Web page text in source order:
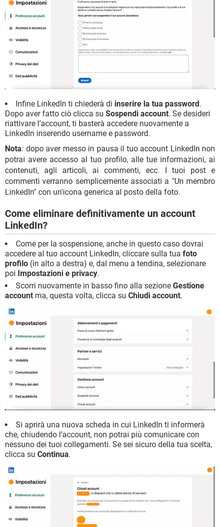
Infine LinkedIn ti chiederà di inserire la tua password.
Dopo aver fatto ciò clicca su Sospendi account. Se desideri
riattivare l’account, ti basterà accedere nuovamente a
LinkedIn inserendo username e password.
Nota: dopo aver messo in pausa il tuo account LinkedIn non
potrai avere accesso al tuo profilo, alle tue informazioni, ai
contenuti, agli articoli, ai commenti, ecc. I tuoi post e
commenti verranno semplicemente associati a "Un membro
LinkedIn" con un'icona generica al posto della foto.
Come eliminare definitivamente un account
LinkedIn?
Come per la sospensione, anche in questo caso dovrai
accedere al tuo account LinkedIn, cliccare sulla tua foto
profilo (in alto a destra) e, dal menu a tendina, selezionare
poi Impostazioni e privacy.
Scorri nuovamente in basso fino alla sezione Gestione
account ma, questa volta, clicca su Chiudi account.
Si aprirà una nuova scheda in cui LinkedIn ti informerà
che, chiudendo l’account, non potrai più comunicare con
nessuno dei tuoi collegamenti. Se sei sicuro della tua scelta,
clicca su Continua.